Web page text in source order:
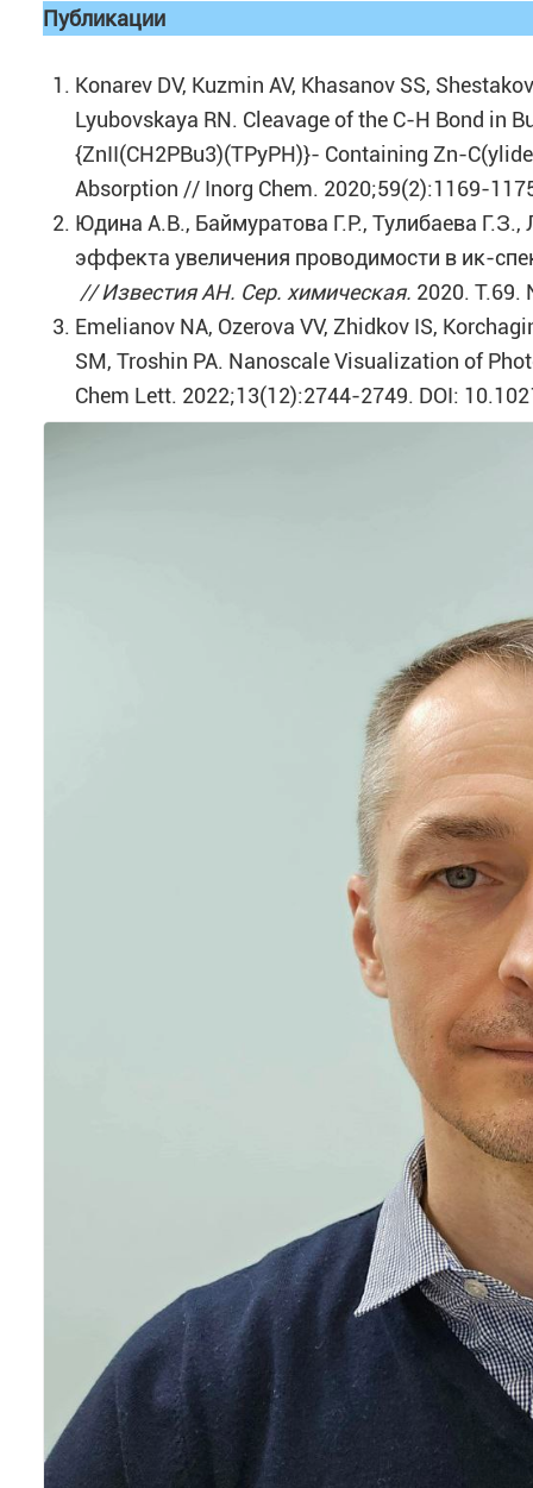
Публикации
Konarev DV, Kuzmin AV, Khasanov SS,
Lyubovskaya RN. Cleavage of the C-H Bond in
{ZnII(CH2PBu3)(TPyPH)}- Containing Zn-
Absorption // Inorg Chem. 2020;59(2):1169-
Юдина А.В., Баймуратова Г.Р., Тулибаева
эффекта увеличения проводимости в ик-
// Известия АН. Сер. химическая. 2020.
Emelianov NA, Ozerova VV, Zhidkov IS,
SM, Troshin PA. Nanoscale Visualization of
Chem Lett. 2022;13(12):2744-2749. DOI: